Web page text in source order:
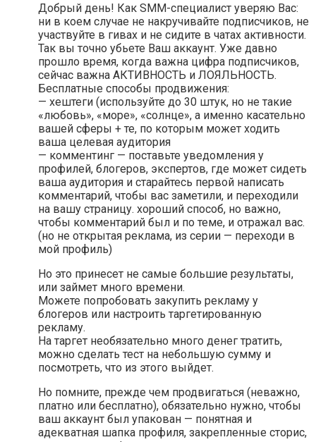
Добрый день! Как SMM-специалист уверяю Вас:
ни в коем случае не накручивайте подписчиков, не
участвуйте в гивах и не сидите в чатах активности.
Так вы точно убьете Ваш аккаунт. Уже давно
прошло время, когда важна цифра подписчиков,
сейчас важна АКТИВНОСТЬ и ЛОЯЛЬНОСТЬ.
Бесплатные способы продвижения:
— хештеги (используйте до 30 штук, но не такие
«любовь», «море», «солнце», а именно касательно
вашей сферы + те, по которым может ходить
ваша целевая аудитория
— комментинг — поставьте уведомления у
профилей, блогеров, экспертов, где может сидеть
ваша аудитория и старайтесь первой написать
комментарий, чтобы вас заметили, и переходили
на вашу страницу. хороший способ, но важно,
чтобы комментарий был и по теме, и отражал вас.
(но не открытая реклама, из серии — переходи в
мой профиль)
Но это принесет не самые большие результаты,
или займет много времени.
Можете попробовать закупить рекламу у
блогеров или настроить таргетированную
рекламу.
На таргет необязательно много денег тратить,
можно сделать тест на небольшую сумму и
посмотреть, что из этого выйдет.
Но помните, прежде чем продвигаться (неважно,
платно или бесплатно), обязательно нужно, чтобы
ваш аккаунт был упакован — понятная и
адекватная шапка профиля, закрепленные сторис,